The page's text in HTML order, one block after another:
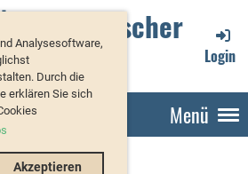
Analysesoftware,
Durch die
erklären Sie sich
Akzeptieren
Login
Menü